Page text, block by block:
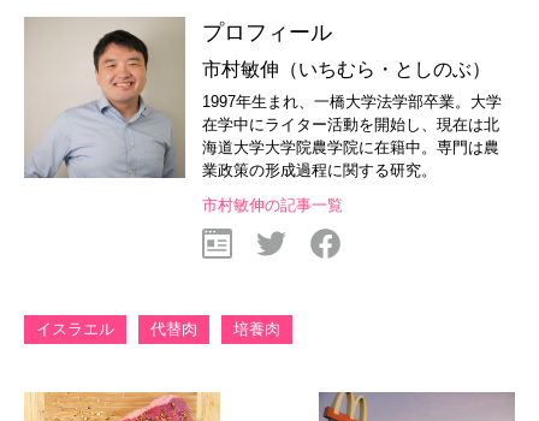
プロフィール
市村敏伸（いちむら・としのぶ）
1997年生まれ、一橋大学法学部卒業。大学
在学中にライター活動を開始し、現在は北
海道大学大学院農学院に在籍中。専門は農
業政策の形成過程に関する研究。
市村敏伸の記事一覧
イスラエル 代替肉 培養肉